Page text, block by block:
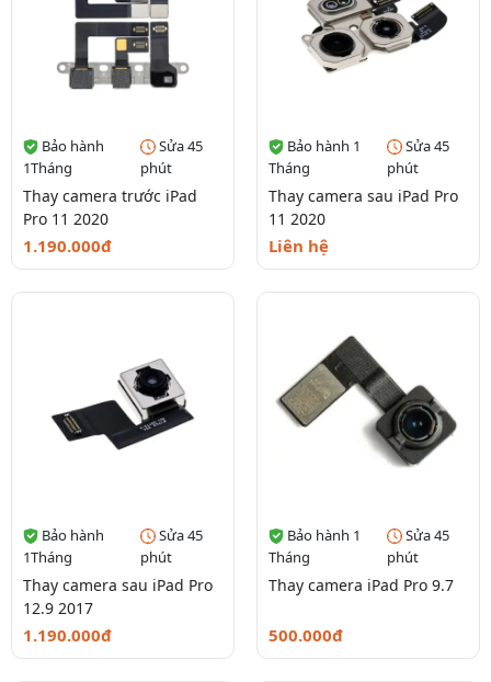
Bảo hành
1Tháng
Sửa 45
phút
Thay camera trước iPad
Pro 11 2020
1.190.000đ
Bảo hành 1
Tháng
Sửa 45
phút
Thay camera sau iPad Pro
11 2020
Liên hệ
Bảo hành
1Tháng
Sửa 45
phút
Thay camera sau iPad Pro
12.9 2017
1.190.000đ
Bảo hành 1
Tháng
Sửa 45
phút
Thay camera iPad Pro 9.7
500.000đ